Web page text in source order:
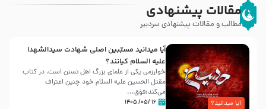
مقالات پیشنهادی
مطالب و مقالات پیشنهادی سردبیر
آیا میدانید؟
آیا میدانید مسبّبین اصلی شهادت سیدالشهدا
علیه ‌السلام کیانند؟
خوارزمی یکی از علمای بزرگ اهل تسنن است، در کتاب
مقتل الحسین علیه ‌السلام خود چنین اعتراف
می‌کند:فوَق...
۱۶ /۰۵/ ۱۴۰۵